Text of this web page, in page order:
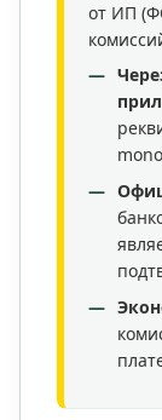
от ИП